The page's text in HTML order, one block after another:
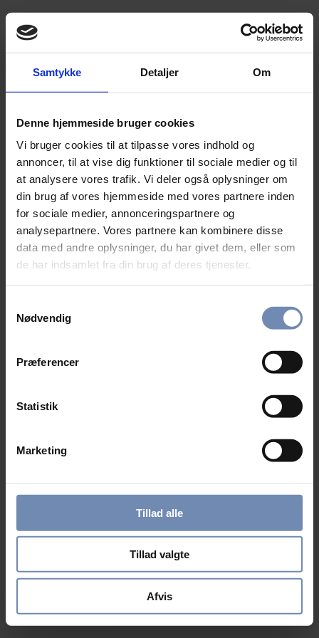
Samtykke Detaljer Om
Denne hjemmeside bruger cookies
Vi bruger cookies til at tilpasse vores indhold og
annoncer, til at vise dig funktioner til sociale medier og til
at analysere vores trafik. Vi deler også oplysninger om
din brug af vores hjemmeside med vores partnere inden
for sociale medier, annonceringspartnere og
analysepartnere. Vores partnere kan kombinere disse
data med andre oplysninger, du har givet dem, eller som
de har indsamlet fra din brug af deres tjenester.
Nødvendig
Præferencer
Statistik
Marketing
Tillad alle
Tillad valgte
Afvis